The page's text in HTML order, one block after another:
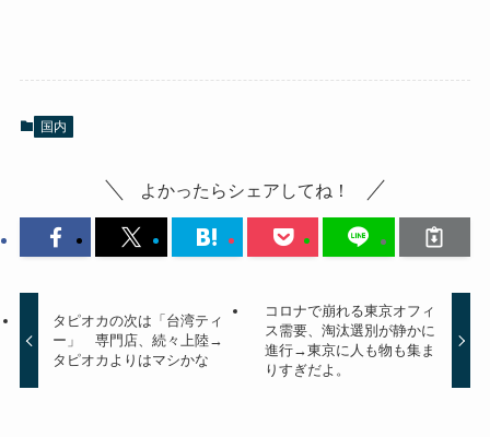
国内
よかったらシェアしてね！
タピオカの次は「台湾ティ
ー」 専門店、続々上陸→
タピオカよりはマシかな
コロナで崩れる東京オフィ
ス需要、淘汰選別が静かに
進行→東京に人も物も集ま
りすぎだよ。